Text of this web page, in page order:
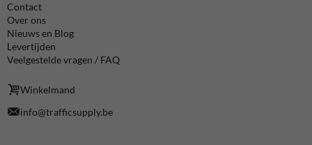
Contact
Over ons
Nieuws en Blog
Levertijden
Veelgestelde vragen / FAQ
Winkelmand
info@trafficsupply.be